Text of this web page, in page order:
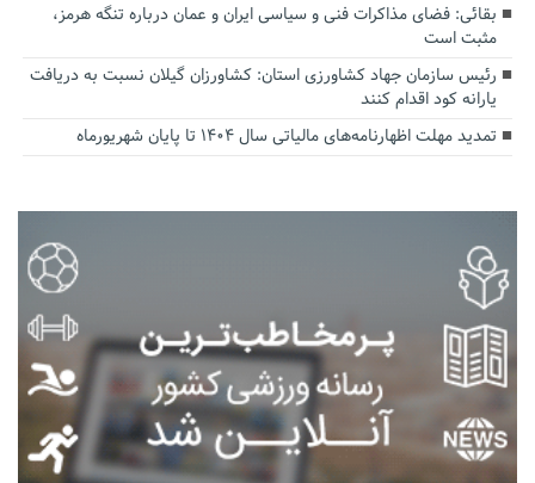
بقائی: فضای مذاکرات فنی و سیاسی ایران و عمان درباره تنگه هرمز،
مثبت است
رئیس سازمان جهاد کشاورزی استان: کشاورزان گیلان نسبت به دریافت
یارانه کود اقدام کنند
تمدید مهلت اظهارنامه‌های مالیاتی سال ۱۴۰۴ تا پایان شهریورماه